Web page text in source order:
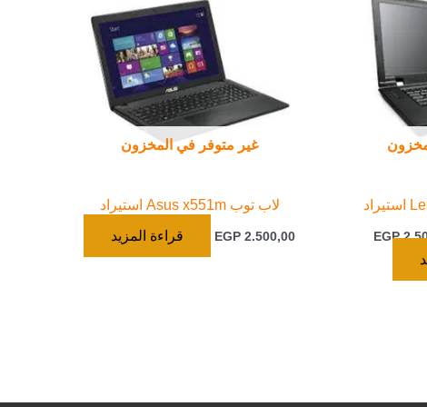
EGP
غير متوفر في المخزون
لاب توب Asus x551m استيراد
EGP 2.500,00 قراءة المزيد